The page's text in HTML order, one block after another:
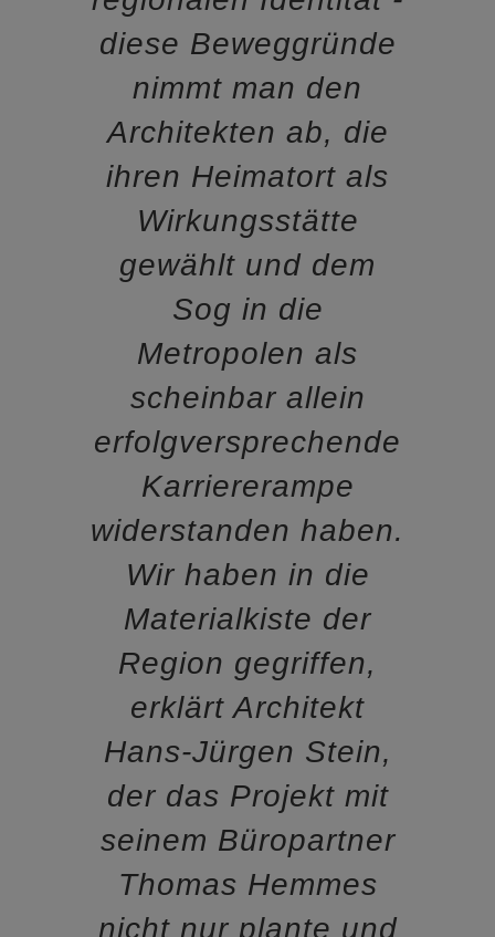
diese Beweggründe
nimmt man den
Architekten ab, die
ihren Heimatort als
Wirkungsstätte
gewählt und dem
Sog in die
Metropolen als
scheinbar allein
erfolgversprechende
Karriererampe
widerstanden haben.
Wir haben in die
Materialkiste der
Region gegriffen,
erklärt Architekt
Hans-Jürgen Stein,
der das Projekt mit
seinem Büropartner
Thomas Hemmes
nicht nur plante und